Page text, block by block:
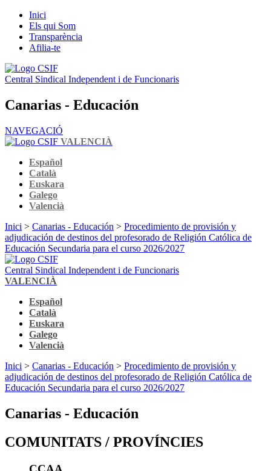
Inici
Els qui Som
Transparència
Afilia-te
Central Sindical Independent i de Funcionaris
Canarias - Educación
NAVEGACIÓ
VALENCIÀ
Español
Català
Euskara
Galego
Valencià
Inici > Canarias - Educación > Procedimiento de provisión y
adjudicación de destinos del profesorado de Religión Católica de
Educación Secundaria para el curso 2026/2027
Central Sindical Independent i de Funcionaris
VALENCIÀ
Español
Català
Euskara
Galego
Valencià
Inici > Canarias - Educación > Procedimiento de provisión y
adjudicación de destinos del profesorado de Religión Católica de
Educación Secundaria para el curso 2026/2027
Canarias - Educación
COMUNITATS / PROVÍNCIES